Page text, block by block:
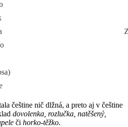
češtine nič dlžná, a preto aj v češtine
dovolenka, rozlučka, natěšený,
či horko-těžko.